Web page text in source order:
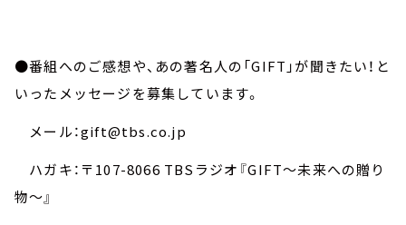
●番組へのご感想や、あの著名人の「GIFT」が聞きたい！と
いったメッセージを募集しています。
メール：gift@tbs.co.jp
ハガキ：〒107-8066 TBSラジオ『GIFT～未来への贈り
物～』